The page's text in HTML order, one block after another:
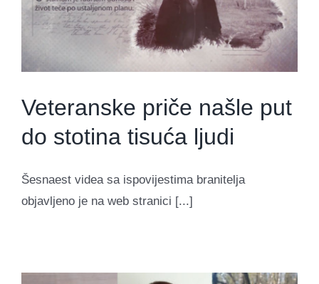
Veteranske priče našle put
do stotina tisuća ljudi
Šesnaest videa sa ispovijestima branitelja
objavljeno je na web stranici [...]